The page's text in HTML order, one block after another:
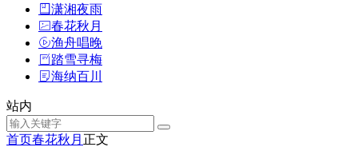
潇湘夜雨
春花秋月
渔舟唱晚
踏雪寻梅
海纳百川
站内
首页春花秋月 正文